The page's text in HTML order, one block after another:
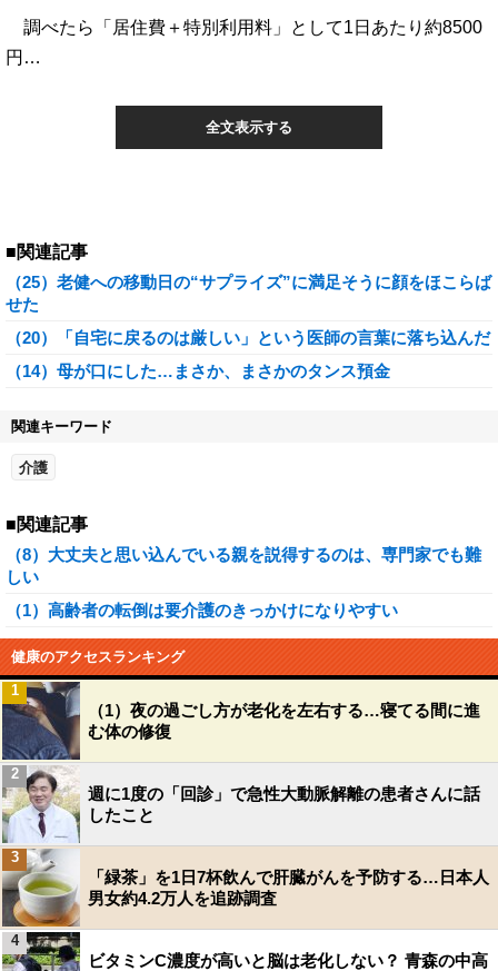
調べたら「居住費＋特別利用料」として1日あたり約8500
円…
全文表示する
■関連記事
（25）老健への移動日の“サプライズ”に満足そうに顔をほこらば
せた
（20）「自宅に戻るのは厳しい」という医師の言葉に落ち込んだ
（14）母が口にした…まさか、まさかのタンス預金
関連キーワード
介護
■関連記事
（8）大丈夫と思い込んでいる親を説得するのは、専門家でも難
しい
（1）高齢者の転倒は要介護のきっかけになりやすい
健康のアクセスランキング
（1）夜の過ごし方が老化を左右する…寝てる間に進
む体の修復
1
週に1度の「回診」で急性大動脈解離の患者さんに話
したこと
2
「緑茶」を1日7杯飲んで肝臓がんを予防する…日本人
男女約4.2万人を追跡調査
3
ビタミンC濃度が高いと脳は老化しない？ 青森の中高
4